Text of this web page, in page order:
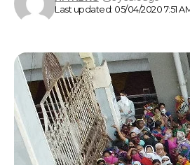
Last updated: 05/04/2020 7:51